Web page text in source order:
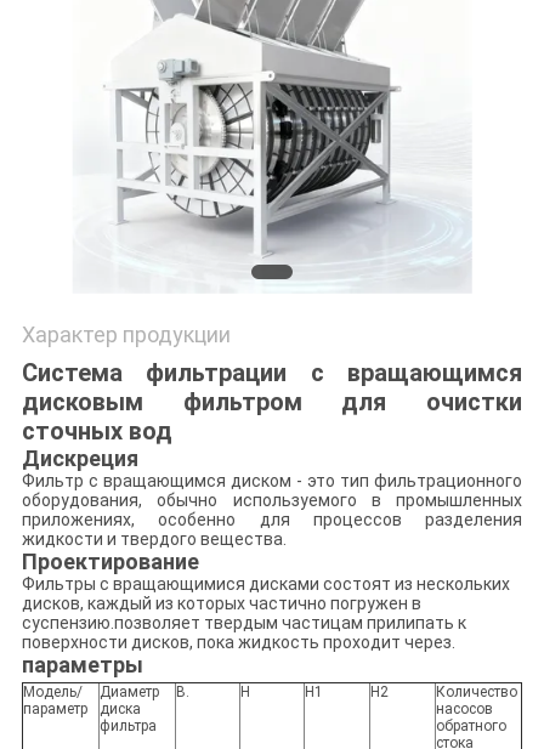
Характер продукции
Система фильтрации с вращающимся
дисковым фильтром для очистки
сточных вод
Дискреция
Фильтр с вращающимся диском - это тип фильтрационного
оборудования, обычно используемого в промышленных
приложениях, особенно для процессов разделения
жидкости и твердого вещества.
Проектирование
Фильтры с вращающимися дисками состоят из нескольких
дисков, каждый из которых частично погружен в
суспензию.позволяет твердым частицам прилипать к
поверхности дисков, пока жидкость проходит через.
параметры
Модель/
параметр
Диаметр
диска
фильтра
В. H H1 Н2
Количество
насосов
обратного
стока